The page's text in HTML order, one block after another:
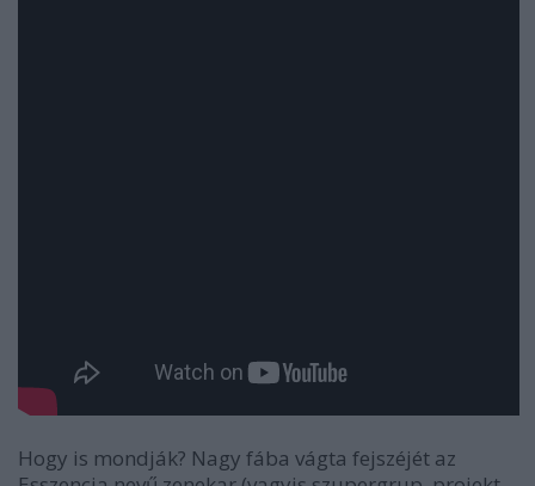
Hogy is mondják? Nagy fába vágta fejszéjét az